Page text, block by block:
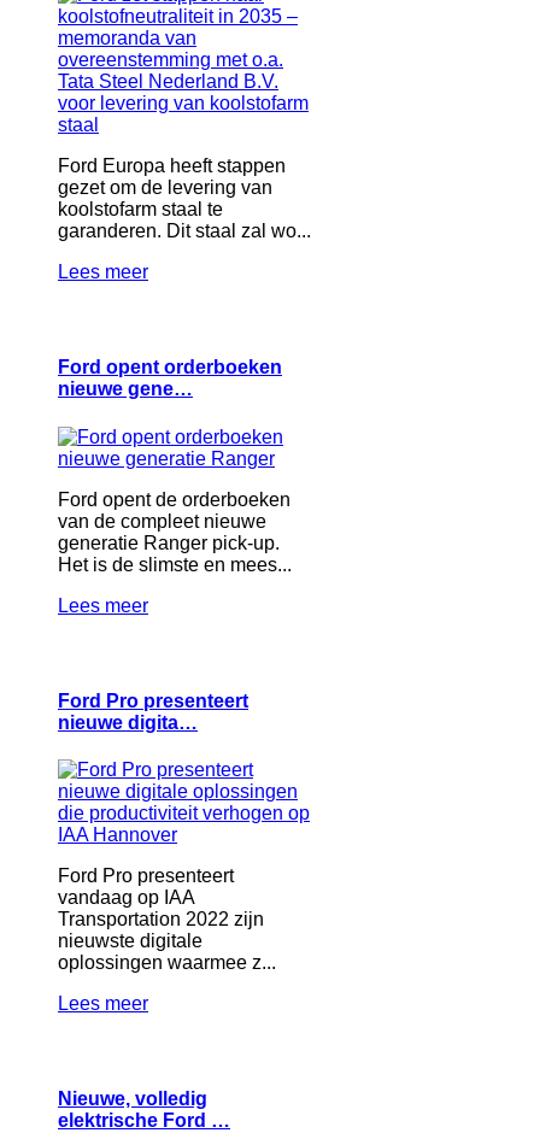
Ford Europa heeft stappen
gezet om de levering van
koolstofarm staal te
garanderen. Dit staal zal wo...
Lees meer
Ford opent orderboeken
nieuwe gene…
Ford opent de orderboeken
van de compleet nieuwe
generatie Ranger pick-up.
Het is de slimste en mees...
Lees meer
Ford Pro presenteert
nieuwe digita…
Ford Pro presenteert
vandaag op IAA
Transportation 2022 zijn
nieuwste digitale
oplossingen waarmee z...
Lees meer
Nieuwe, volledig
elektrische Ford …